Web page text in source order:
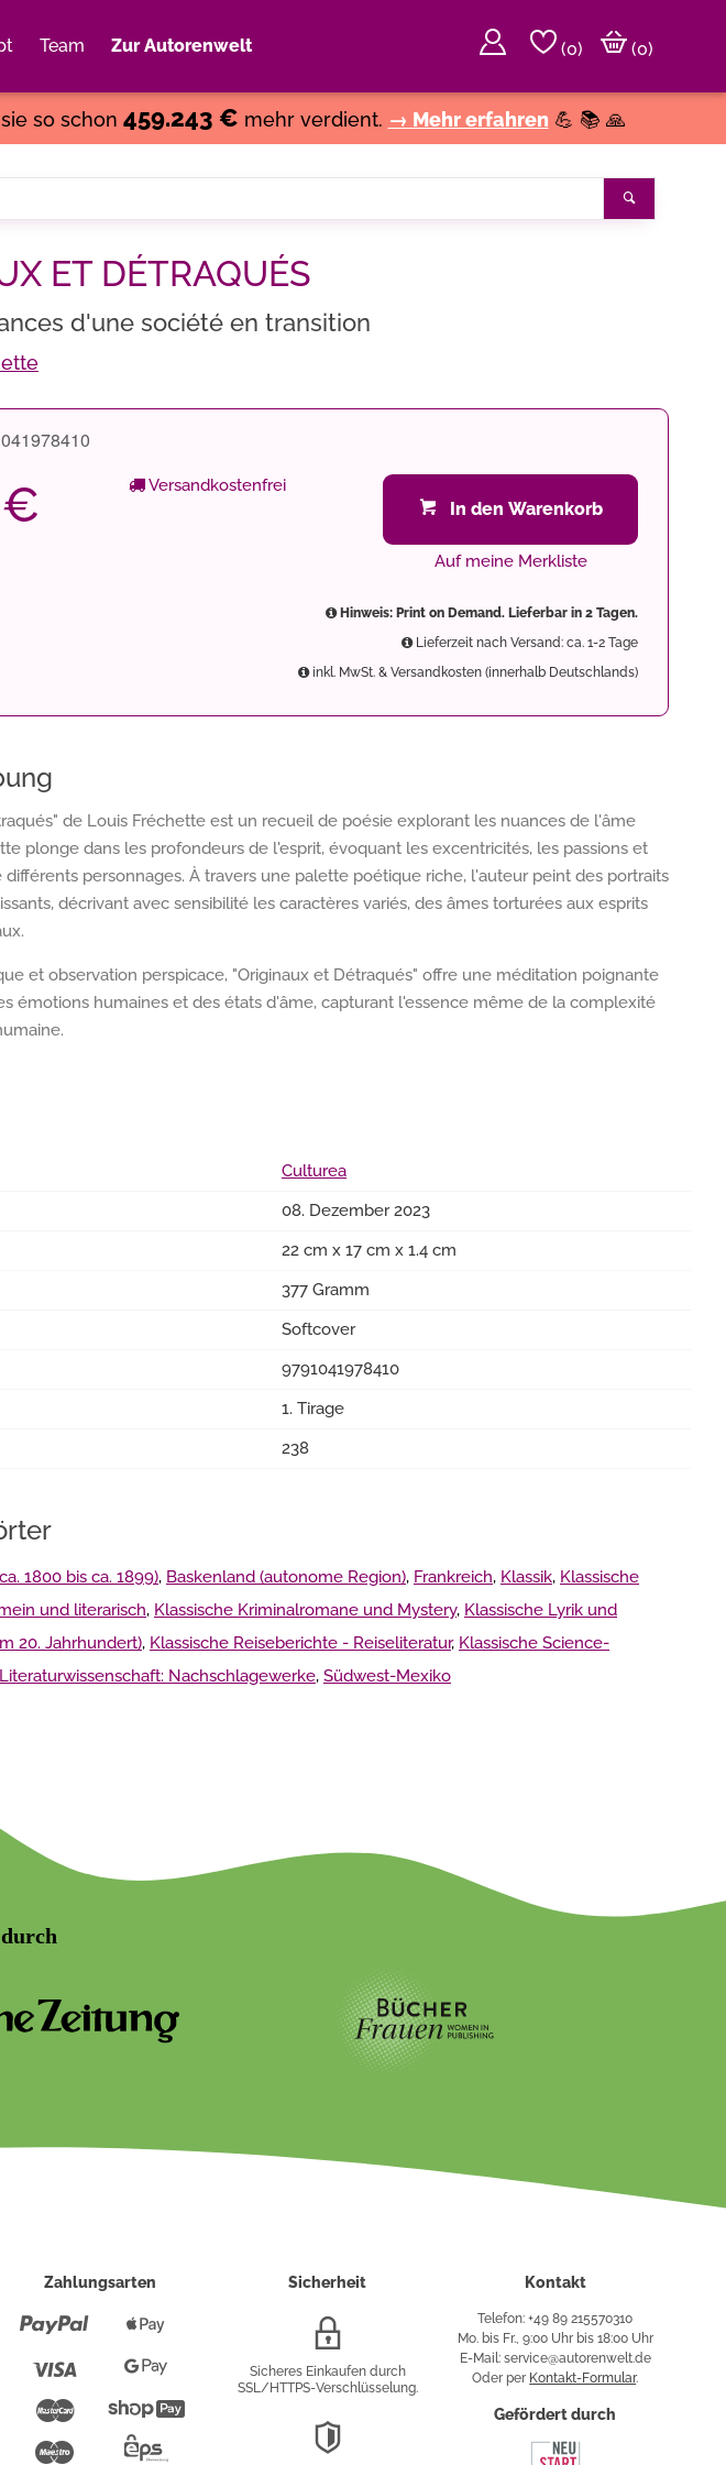
Team Zur Autorenwelt (0)
(0)
so schon 459.243 € mehr verdient. → Mehr erfahren 💪 📚 🙏
ET DÉTRAQUÉS
d'une société en transition
Versandkostenfrei
In den Warenkorb
Auf meine Merkliste
Hinweis: Print on Demand. Lieferbar in 2 Tagen.
Lieferzeit nach Versand: ca. 1-2 Tage
inkl. MwSt. & Versandkosten (innerhalb Deutschlands)
de Louis Fréchette est un recueil de poésie explorant les nuances de l'âme
plonge dans les profondeurs de l'esprit, évoquant les excentricités, les passions et
personnages. À travers une palette poétique riche, l'auteur peint des portraits
décrivant avec sensibilité les caractères variés, des âmes torturées aux esprits
et observation perspicace, "Originaux et Détraqués" offre une méditation poignante
émotions humaines et des états d'âme, capturant l'essence même de la complexité
Culturea
08. Dezember 2023
22 cm x 17 cm x 1.4 cm
377 Gramm
Softcover
9791041978410
1. Tirage
238
1800 bis ca. 1899), Baskenland (autonome Region), Frankreich, Klassik, Klassische
und literarisch, Klassische Kriminalromane und Mystery, Klassische Lyrik und
20. Jahrhundert), Klassische Reiseberichte - Reiseliteratur, Klassische Science-
Literaturwissenschaft: Nachschlagewerke, Südwest-Mexiko
Zahlungsarten
Paypal
Mastercard
Maestro
Pay
PayShopify
Sicherheit
Verschlüsselung
Sicheres Einkaufen durch
SSL/HTTPS-Verschlüsselung.
Kontakt
Telefon: +49 89 215570310
Mo. bis Fr., 9:00 Uhr bis 18:00 Uhr
E-Mail: service@autorenwelt.de
Oder per Kontakt-Formular.
Gefördert durch